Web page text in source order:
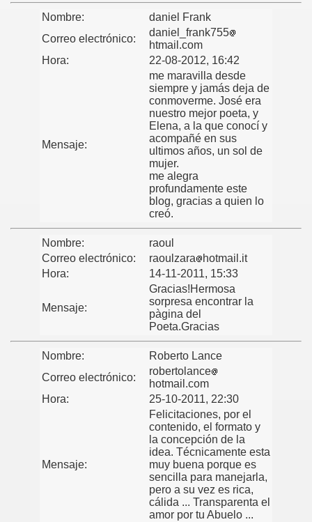
Nombre:
daniel Frank
Correo electrónico:
daniel_frank755
htmail.com
Hora:
22-08-2012, 16:42
Mensaje:
me maravilla desde
siempre y jamás deja de
conmoverme. José era
nuestro mejor poeta, y
Elena, a la que conocí y
acompañé en sus
ultimos años, un sol de
mujer.
me alegra
profundamente este
blog, gracias a quien lo
creó.
Nombre:
raoul
Correo electrónico:
raoulzara
hotmail.it
Hora:
14-11-2011, 15:33
Mensaje:
Gracias!Hermosa
sorpresa encontrar la
pàgina del
Poeta.Gracias
Nombre:
Roberto Lance
Correo electrónico:
robertolance
hotmail.com
Hora:
25-10-2011, 22:30
Mensaje:
Felicitaciones, por el
contenido, el formato y
la concepción de la
idea. Técnicamente esta
muy buena porque es
sencilla para manejarla,
pero a su vez es rica,
cálida ... Transparenta el
amor por tu Abuelo ...